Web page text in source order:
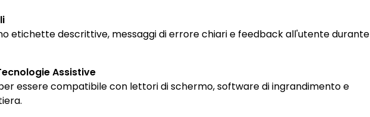
etichette descrittive, messaggi di errore chiari e feedback all'utente durante
Assistive
essere compatibile con lettori di schermo, software di ingrandimento e